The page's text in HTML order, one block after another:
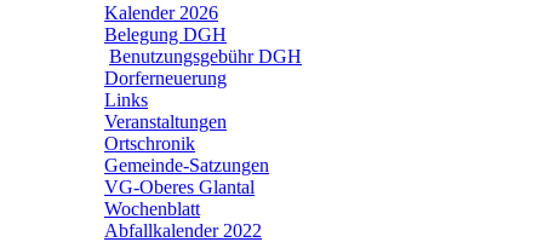
Kalender 2026
Belegung DGH
Benutzungsgebühr DGH
Dorferneuerung
Links
Veranstaltungen
Ortschronik
Gemeinde-Satzungen
VG-Oberes Glantal
Wochenblatt
Abfallkalender 2022